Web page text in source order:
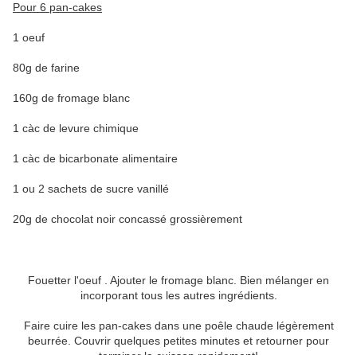
Pour 6 pan-cakes
1 oeuf
80g de farine
160g de fromage blanc
1 càc de levure chimique
1 càc de bicarbonate alimentaire
1 ou 2 sachets de sucre vanillé
20g de chocolat noir concassé grossièrement
Fouetter l'oeuf . Ajouter le fromage blanc. Bien mélanger en
incorporant tous les autres ingrédients.
Faire cuire les pan-cakes dans une poêle chaude légèrement
beurrée. Couvrir quelques petites minutes et retourner pour